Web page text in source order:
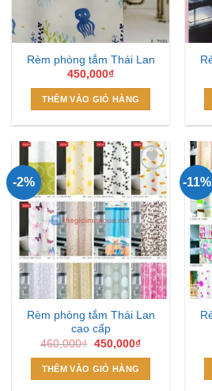
Rèm phòng tắm Thái Lan
450,000₫
THÊM VÀO GIỎ HÀNG
-2%
Add to
Wishlist
Rèm phòng tắm Thái Lan
cao cấp
460,000₫ Giá
là:
460,000₫.
450,000₫Giá
450,000₫.
THÊM VÀO GIỎ HÀNG
-11%